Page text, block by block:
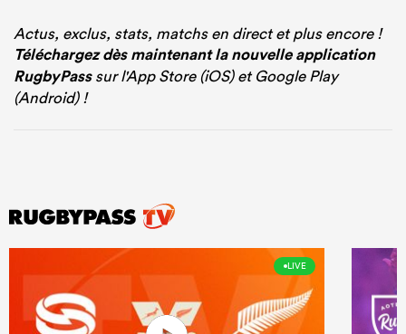
Actus, exclus, stats, matchs en direct et plus encore !
Téléchargez dès maintenant la nouvelle application
RugbyPasssur l'App Store (iOS) et Google Play
(Android) !
LIVE